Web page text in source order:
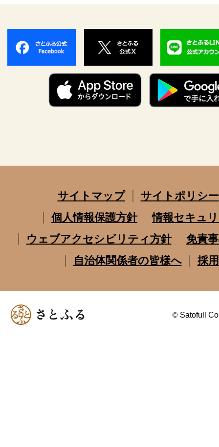
サイトマップ
サイトポリシー
個人情報保護方針
情報セキュ
ウェブアクセシビリティ方針
免責
自治体関係者の皆様へ
採
© Satofull